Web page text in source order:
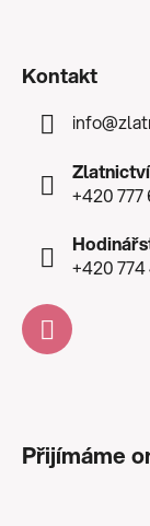
Kontakt
info@
Zlatnictví
+420
+420
Přijímáme